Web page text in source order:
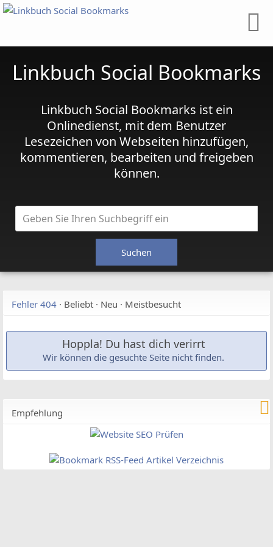
Linkbuch Social Bookmarks
Linkbuch Social Bookmarks ist ein
Onlinedienst, mit dem Benutzer
Lesezeichen von Webseiten hinzufügen,
kommentieren, bearbeiten und freigeben
können.
Fehler 404 · Beliebt · Neu · Meistbesucht
Hoppla! Du hast dich verirrt
Wir können die gesuchte Seite nicht finden.
Empfehlung